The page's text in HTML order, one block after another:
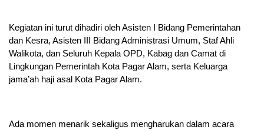
Kegiatan ini turut dihadiri oleh Asisten I Bidang Pemerintahan
dan Kesra, Asisten III Bidang Administrasi Umum, Staf Ahli
Walikota, dan Seluruh Kepala OPD, Kabag dan Camat di
Lingkungan Pemerintah Kota Pagar Alam, serta Keluarga
jama’ah haji asal Kota Pagar Alam.
Ada momen menarik sekaligus mengharukan dalam acara